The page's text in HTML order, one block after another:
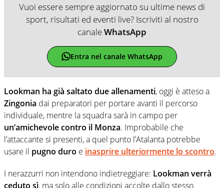
Vuoi essere sempre aggiornato su ultime news di
sport, risultati ed eventi live? Iscriviti al nostro
canaleWhatsApp
Entra nel canale WhatsApp
Lookman ha già saltato due allenamenti, oggi è atteso a
Zingonia dai preparatori per portare avanti il percorso
individuale, mentre la squadra sarà in campo per
un’amichevole contro il Monza. Improbabile che
l’attaccante si presenti, a quel punto l’Atalanta potrebbe
usare il pugno duro e inasprire ulteriormente lo scontro.
I nerazzurri non intendono indietreggiare: Lookman verrà
ceduto sì, ma solo alle condizioni accolte dallo stesso